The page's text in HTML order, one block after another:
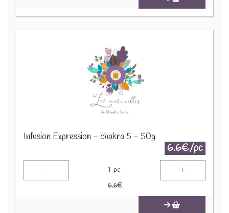
Infusion Expression - chakra 5 - 50g
6.6€/pc
- 1 pc +
6.6€